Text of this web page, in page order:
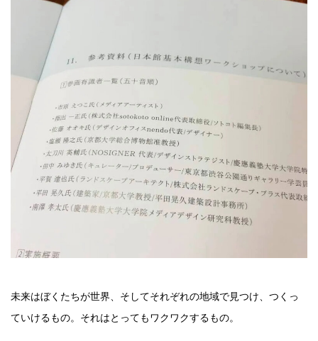
未来はぼくたちが世界、そしてそれぞれの地域で見つけ、つくっ
ていけるもの。それはとってもワクワクするもの。